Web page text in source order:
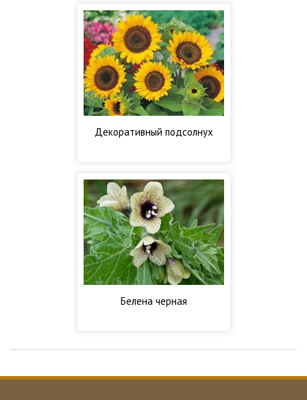
Декоративный подсолнух
Белена черная